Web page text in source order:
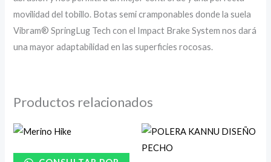
movilidad del tobillo. Botas semi cramponables donde la suela
Vibram® SpringLug Tech con el Impact Brake System nos dará
una mayor adaptabilidad en las superficies rocosas.
Productos relacionados